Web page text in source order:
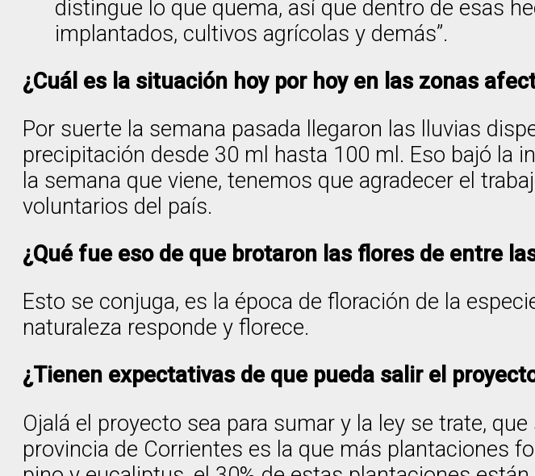
distingue lo que quema, así que dentro de esas
implantados, cultivos agrícolas y demás”.
¿Cuál es la situación hoy por hoy en las zonas
Por suerte la semana pasada llegaron las lluvias
precipitación desde 30 ml hasta 100 ml. Eso bajó la
la semana que viene, tenemos que agradecer el
voluntarios del país.
¿Qué fue eso de que brotaron las flores de entre
Esto se conjuga, es la época de floración de la
naturaleza responde y florece.
¿Tienen expectativas de que pueda salir el
Ojalá el proyecto sea para sumar y la ley se trate,
provincia de Corrientes es la que más plantaciones